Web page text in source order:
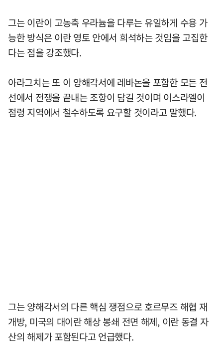
그는 이란이 고농축 우라늄을 다루는 유일하게 수용 가
능한 방식은 이란 영토 안에서 희석하는 것임을 고집한
다는 점을 강조했다.
아라그치는 또 이 양해각서에 레바논을 포함한 모든 전
선에서 전쟁을 끝내는 조항이 담길 것이며 이스라엘이
점령 지역에서 철수하도록 요구할 것이라고 말했다.
그는 양해각서의 다른 핵심 쟁점으로 호르무즈 해협 재
개방, 미국의 대이란 해상 봉쇄 전면 해제, 이란 동결 자
산의 해제가 포함된다고 언급했다.